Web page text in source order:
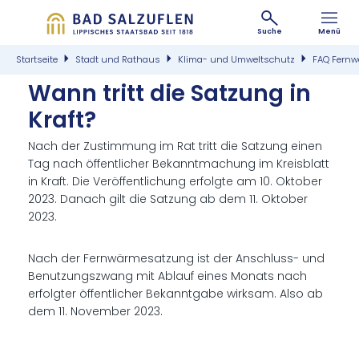
Suche Menü
Startseite Stadt und Rathaus Klima- und Umweltschutz FAQ
Wann tritt die Sat­zung in
Kraft?
Nach der Zustimmung im Rat tritt die Satzung einen
Tag nach öffentlicher Bekanntmachung im Kreisblatt
in Kraft. Die Veröffentlichung erfolgte am 10. Oktober
2023. Danach gilt die Satzung ab dem 11. Oktober
2023.
Nach der Fernwärmesatzung ist der Anschluss- und
Benutzungszwang mit Ablauf eines Monats nach
erfolgter öffentlicher Bekanntgabe wirksam. Also ab
dem 11. November 2023.